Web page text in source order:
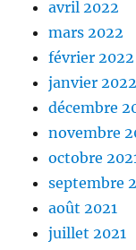
avril 2022
mars 2022
février 2022
janvier 2022
décembre
novembre
octobre
septembre
août 2021
juillet 2021